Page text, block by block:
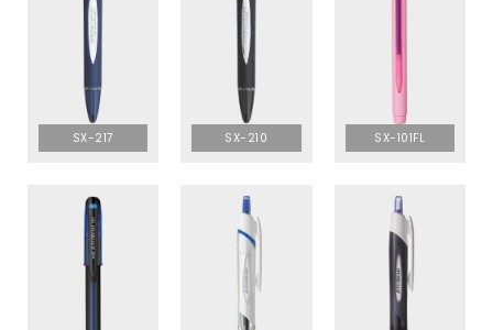
SX-217 SX-210 SX-101FL